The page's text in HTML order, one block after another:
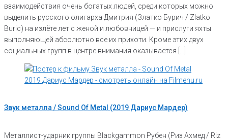
взаимодействия очень богатых людей, среди которых можно
выделить русского олигарха Дмитрия (Златко Бурич / Zlatko
Buric) на излёте лет с женой и любовницей — и прислуги яхты
выполняющей абсолютно все их прихоти. Кроме этих двух
социальных групп в центре внимания оказывается […]
Звук металла / Sound Of Metal (2019 Дариус Мардер)
Металлист-ударник группы Blackgammon Рубен (Риз Ахмед / Riz